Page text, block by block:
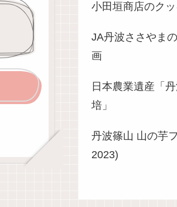
小田垣商店のク
JA丹波ささやま
画
日本農業遺産「
培」
丹波篠山 山の芋
2023)